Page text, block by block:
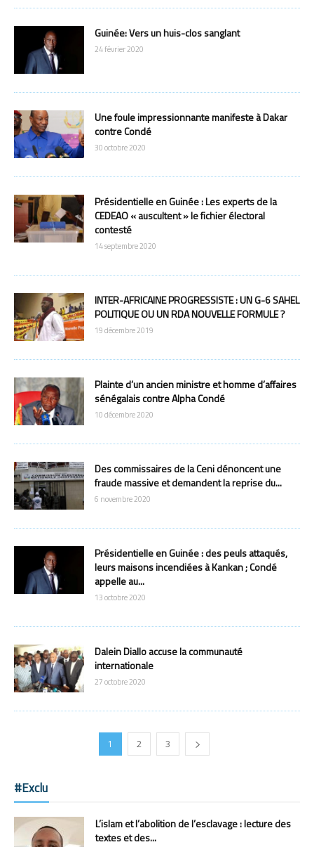
Guinée: Vers un huis-clos sanglant
24 février 2020
Une foule impressionnante manifeste à Dakar
contre Condé
30 octobre 2020
Présidentielle en Guinée : Les experts de la
CEDEAO « auscultent » le fichier électoral
contesté
14 septembre 2020
INTER-AFRICAINE PROGRESSISTE : UN G-6 SAHEL
POLITIQUE OU UN RDA NOUVELLE FORMULE ?
19 décembre 2019
Plainte d’un ancien ministre et homme d’affaires
sénégalais contre Alpha Condé
10 décembre 2020
Des commissaires de la Ceni dénoncent une
fraude massive et demandent la reprise du...
6 novembre 2020
Présidentielle en Guinée : des peuls attaqués,
leurs maisons incendiées à Kankan ; Condé
appelle au...
13 octobre 2020
Dalein Diallo accuse la communauté
internationale
27 octobre 2020
1 2 3
#Exclu
L’islam et l’abolition de l’esclavage : lecture des
textes et des...